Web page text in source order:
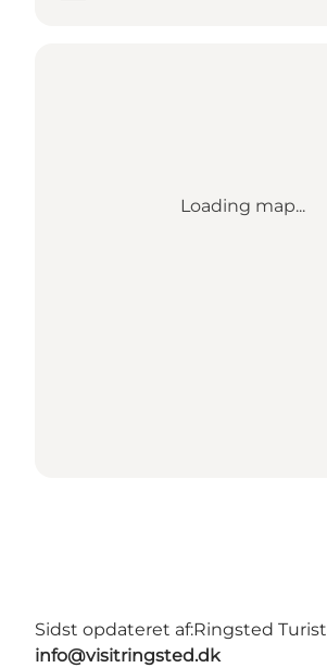
Loading map...
Sidst opdateret af:Ringsted
info@visitringsted.dk